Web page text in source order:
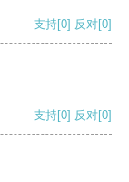
支持[0] 反对[0]
支持[0] 反对[0]